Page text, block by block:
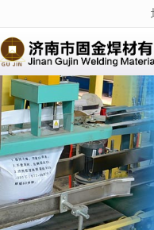
网站首页 关于我们
荣誉资质
产品检测